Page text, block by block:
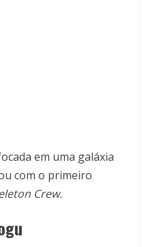
em uma galáxia
com o primeiro
Crew.